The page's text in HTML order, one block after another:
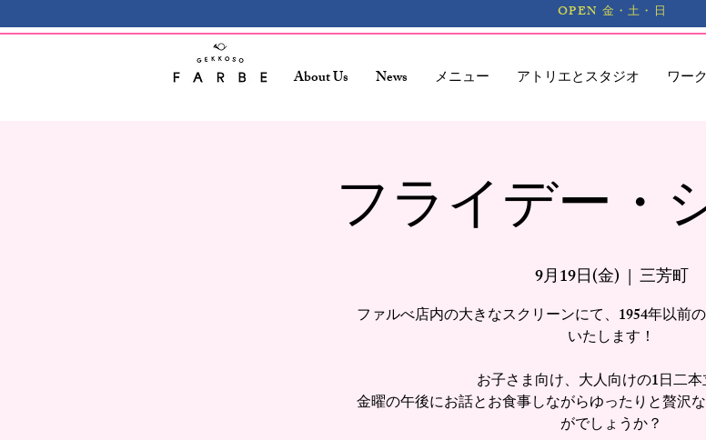
OPEN 金・土・日
About Us News メニュー アトリエとスタジオ ワー
フライデー・
9月19日(金)
  |
三芳町
ファルべ店内の大きなスクリーンにて、1954年以前
いたします！
お子さま向け、大人向けの1日二本
金曜の午後にお話とお食事しながらゆったりと贅沢
がでしょうか？